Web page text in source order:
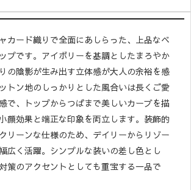
カード織りで全面にあしらった、上品なベ
プです。アイボリーを基調としたまろやか
の陰影が生み出す立体感が大人の余裕を感
トン地のしっかりとした風合いは長くご愛
で、トップからつばまで美しいカーブを描
顔効果と端正な印象を両立します。装飾的
リーンな仕様のため、デイリーからリゾー
広く活躍。シンプルな装いの差し色とし
策のアクセントとしても重宝する一品で